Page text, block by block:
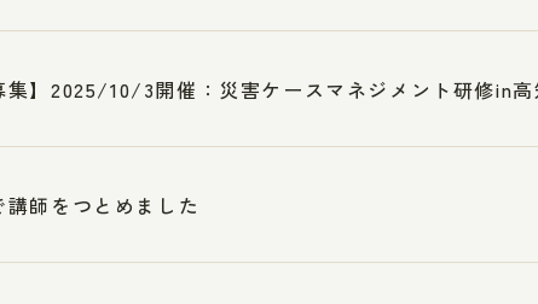
集】2025/10/3開催：災害ケースマネジメント研修in
師をつとめました